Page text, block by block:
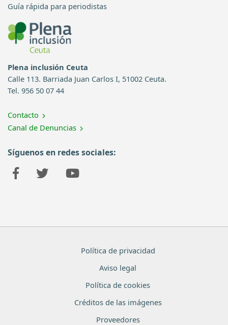
Guía rápida para periodistas
Plena inclusión Ceuta
Calle 113. Barriada Juan Carlos I, 51002 Ceuta.
Tel. 956 50 07 44
Contacto
Canal de Denuncias
Síguenos en redes sociales:
Política de privacidad
Aviso legal
Política de cookies
Créditos de las imágenes
Proveedores